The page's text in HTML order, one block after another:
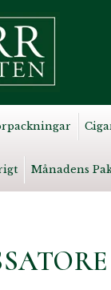
Månadens